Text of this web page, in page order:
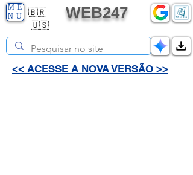
🇧🇷
🇺🇸
ME
NU
WEB247
<< ACESSE A NOVA VERSÃO >>